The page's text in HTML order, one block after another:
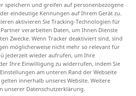
Übersetzung für
Übersetzung
speichern und greifen auf personenbezogene
eindeutige Kennungen auf Ihrem Gerät zu.
aktivieren Sie Tracking-Technologien für
verarbeiten Daten, um Ihnen Dienste
Zwecke. Wenn Tracker deaktiviert sind, sind
möglicherweise nicht mehr so relevant für
jederzeit wieder aufrufen, um Ihre
Ihre Einwilligung zu widerrufen, indem Sie
am unteren Rand der Webseite
innerhalb unseres Website. Weitere
unserer Datenschutzerklärung.